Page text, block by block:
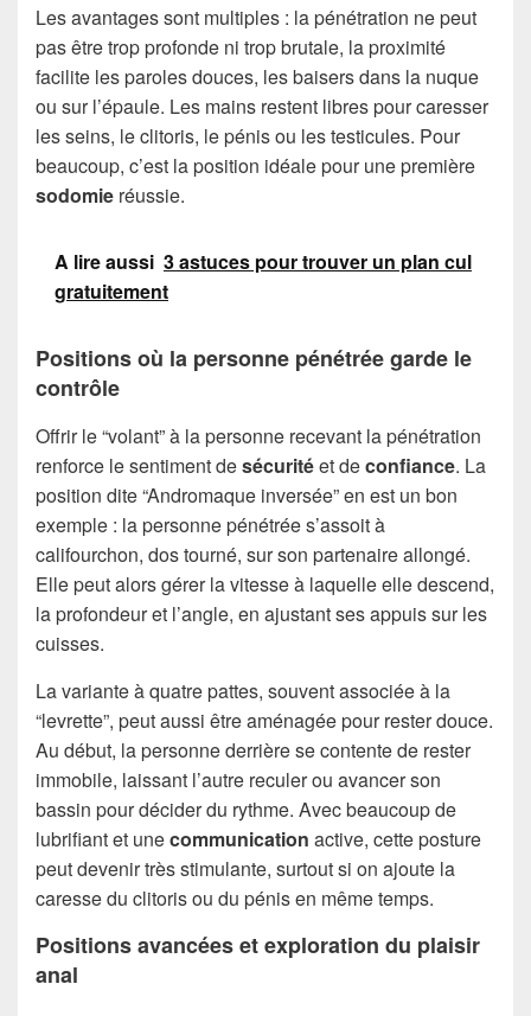
Les avantages sont multiples : la pénétration ne peut
pas être trop profonde ni trop brutale, la proximité
facilite les paroles douces, les baisers dans la nuque
ou sur l’épaule. Les mains restent libres pour caresser
les seins, le clitoris, le pénis ou les testicules. Pour
beaucoup, c’est la position idéale pour une première
sodomie réussie.
A lire aussi 3 astuces pour trouver un plan cul
gratuitement
Positions où la personne pénétrée garde le
contrôle
Offrir le “volant” à la personne recevant la pénétration
renforce le sentiment desécuritéet deconfiance. La
position dite “Andromaque inversée” en est un bon
exemple : la personne pénétrée s’assoit à
califourchon, dos tourné, sur son partenaire allongé.
Elle peut alors gérer la vitesse à laquelle elle descend,
la profondeur et l’angle, en ajustant ses appuis sur les
cuisses.
La variante à quatre pattes, souvent associée à la
“levrette”, peut aussi être aménagée pour rester douce.
Au début, la personne derrière se contente de rester
immobile, laissant l’autre reculer ou avancer son
bassin pour décider du rythme. Avec beaucoup de
lubrifiant et unecommunication active, cette posture
peut devenir très stimulante, surtout si on ajoute la
caresse du clitoris ou du pénis en même temps.
Positions avancées et exploration du plaisir
anal